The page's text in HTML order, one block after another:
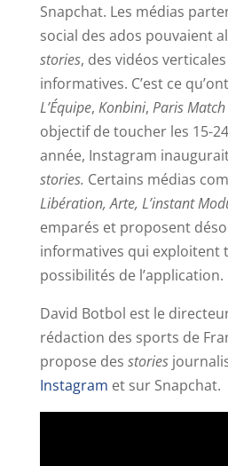
Snapchat. Les médias
social des ados pouvaient
stories, des vidéos
informatives. C’est ce
L’Équipe, Konbini, Paris Match
objectif de toucher les 15-
année, Instagram
stories. Certains médias
Libération, Arte, L’instant
emparés et proposent
informatives qui exploitent
possibilités de l’application.
David Botbol est le
rédaction des sports de
propose des stories
Instagram et sur Snapchat.